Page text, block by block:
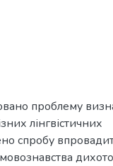
проблему
лінгвістичних
спробу